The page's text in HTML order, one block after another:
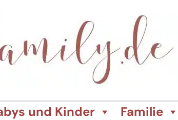
und Kinder Familie